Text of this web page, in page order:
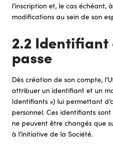
l’inscription et, le cas échéant,
modifications au sein de son
2.2 Identifiant
passe
Dès création de son compte,
attribuer un identifiant et un
Identifiants ») lui permettant
personnel. Ces identifiants
ne peuvent être changés que
à l’initiative de la Société.